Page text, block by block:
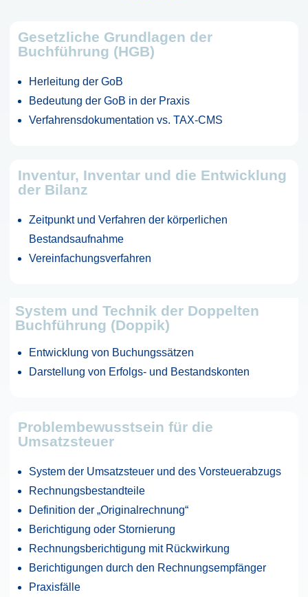
Gesetzliche Grundlagen der
Buchführung (HGB)
Herleitung der GoB
Bedeutung der GoB in der Praxis
Verfahrensdokumentation vs. TAX-CMS
Inventur, Inventar und die Entwicklung
der Bilanz
Zeitpunkt und Verfahren der körperlichen
Bestandsaufnahme
Vereinfachungsverfahren
System und Technik der Doppelten
Buchführung (Doppik)
Entwicklung von Buchungssätzen
Darstellung von Erfolgs- und Bestandskonten
Problembewusstsein für die
Umsatzsteuer
System der Umsatzsteuer und des Vorsteuerabzugs
Rechnungsbestandteile
Definition der „Originalrechnung“
Berichtigung oder Stornierung
Rechnungsberichtigung mit Rückwirkung
Berichtigungen durch den Rechnungsempfänger
Praxisfälle